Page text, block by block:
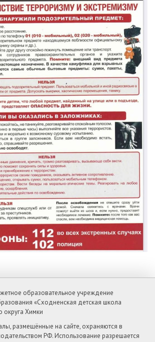
образовательное учреждение
«Сходненская детская школа
округа Химки
размещённые на сайте, охраняются в
РФ. Использование разрешается